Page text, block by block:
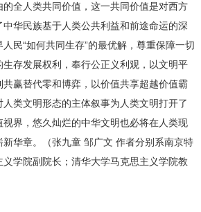
全人类共同价值，这一共同价值是对西方
华民族基于人类公共利益和前途命运的深
民“如何共同生存”的最优解，尊重保障一切
存发展权利，奉行公正义利观，以文明平
赢替代零和博弈，以价值共享超越价值霸
类文明形态的主体叙事为人类文明打开了
界，悠久灿烂的中华文明也必将在人类现
华章。（张九童 邹广文 作者分别系南京特
学院副院长；清华大学马克思主义学院教